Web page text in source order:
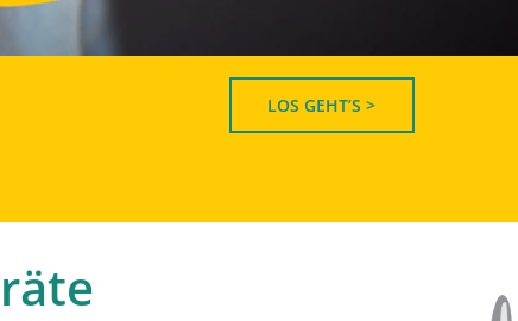
LOS GEHT’S >